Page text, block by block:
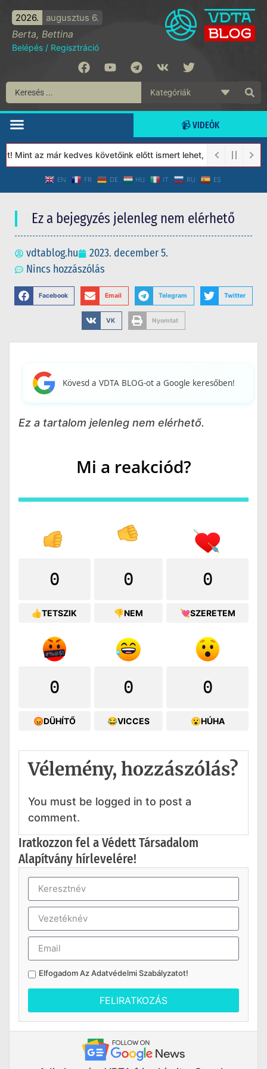
2026. augusztus 6.
Berta, Bettina
Belépés / Regisztráció
📹 VIDEÓK
az már kedves követőink előtt ismert lehet, 2023-tól a
EN FR DE HU IT RU ES
Ez a bejegyzés jelenleg nem elérhető
vdtablog.hu
2023. december 5.
Nincs hozzászólás
Facebook Email Telegram Twitter
VK Nyomtat
Kövesd a VDTA BLOG-ot a Google keresőben!
Ez a tartalom jelenleg nem elérhető.
Mi a reakciód?
0
👍TETSZIK
0
👎NEM
0
💘SZERETEM
0
😡DÜHÍTŐ
0
😂VICCES
0
😮HÚHA
Vélemény, hozzászólás?
You must be logged in to post a
comment.
Iratkozzon fel a Védett Társadalom
Alapítvány hírlevelére!
Elfogadom AzAdatvédelmi Szabályzatot!
FELIRATKOZÁS